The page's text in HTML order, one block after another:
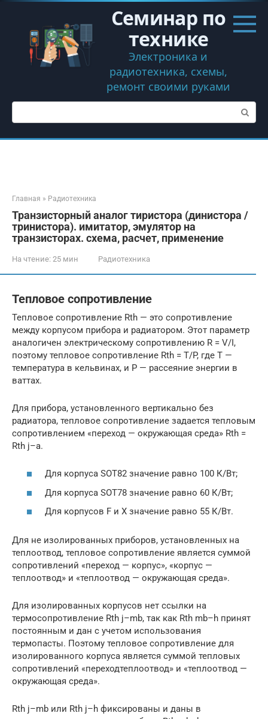
Перейти
контенту
Семинар по
технике
Электроника и
радиотехника, схемы,
ремонт своими руками
Поиск:
Главная » Радиотехника
Транзисторный аналог тиристора (динистора /
тринистора). имитатор, эмулятор на
транзисторах. схема, расчет, применение
На чтение: 25 мин Радиотехника
Тепловое сопротивление
Тепловое сопротивление Rth — это сопротивление
между корпусом прибора и радиатором. Этот параметр
аналогичен электрическому сопротивлению R = V/I,
поэтому тепловое сопротивление Rth = T/P, где T —
температура в кельвинах, и P — рассеяние энергии в
ваттах.
Для прибора, установленного вертикально без
радиатора, тепловое сопротивление задается тепловым
сопротивлением «переход — окружающая среда» Rth =
Rth j–a.
Для корпуса SOT82 значение равно 100 К/Вт;
Для корпуса SOT78 значение равно 60 К/Вт;
Для корпусов F и X значение равно 55 К/Вт.
Для не изолированных приборов, установленных на
теплоотвод, тепловое сопротивление является суммой
сопротивлений «переход — корпус», «корпус —
теплоотвод» и «теплоотвод — окружающая среда».
Для изолированных корпусов нет ссылки на
термосопротивление Rth j–mb, так как Rth mb–h принят
постоянным и дан с учетом использования
термопасты. Поэтому тепловое сопротивление для
изолированного корпуса является суммой тепловых
сопротивлений «переходтеплоотвод» и «теплоотвод —
окружающая среда».
Rth j–mb или Rth j–h фиксированы и даны в